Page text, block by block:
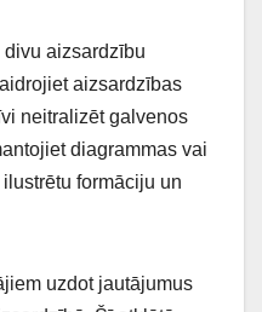
divu aizsardzību
aizsardzības
neitralizēt galvenos
diagrammas vai
formāciju un
uzdot jautājumus